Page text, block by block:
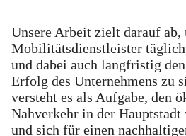
Unsere Arbeit zielt darauf
Mobilitätsdienstleister täglich
und dabei auch langfristig
Erfolg des Unternehmens zu
versteht es als Aufgabe, den
Nahverkehr in der
und sich für einen